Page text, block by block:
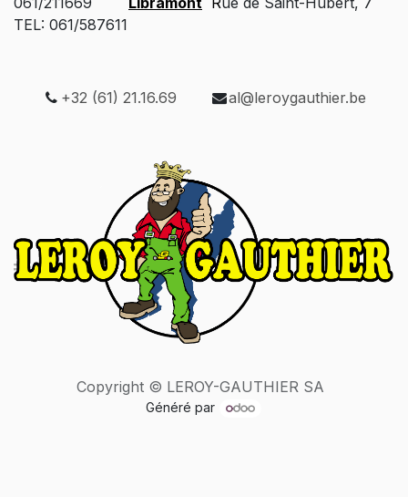
TEL: 061/587611
+32 (61) 21.16.69 al@leroygauthier.be
Copyright © LEROY-GAUTHIER SA
Généré par